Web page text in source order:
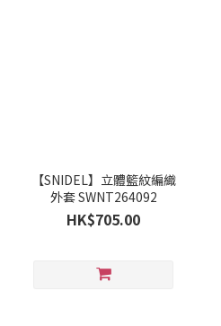
【SNIDEL】立體籃紋編織
外套 SWNT264092
HK$705.00